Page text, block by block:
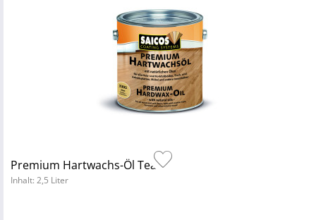
Premium Hartwachs-Öl Teak
Inhalt: 2,5 Liter